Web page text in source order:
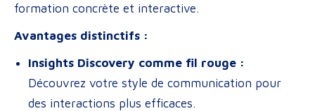
formation concrète et interactive.
Avantages distinctifs :
Insights Discovery comme fil rouge :
Découvrez votre style de communication pour
des interactions plus efficaces.